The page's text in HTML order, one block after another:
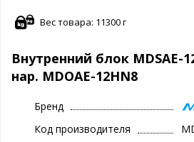
Вес товара: 11300 г
Внутренний блок MDSAE-
нар. MDOAE-12HN8
Бренд
Код производителя